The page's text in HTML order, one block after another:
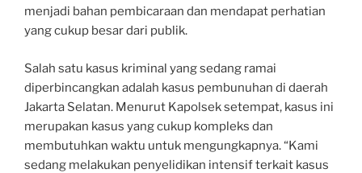
menjadi bahan pembicaraan dan mendapat perhatian
yang cukup besar dari publik.
Salah satu kasus kriminal yang sedang ramai
diperbincangkan adalah kasus pembunuhan di daerah
Jakarta Selatan. Menurut Kapolsek setempat, kasus ini
merupakan kasus yang cukup kompleks dan
membutuhkan waktu untuk mengungkapnya. “Kami
sedang melakukan penyelidikan intensif terkait kasus